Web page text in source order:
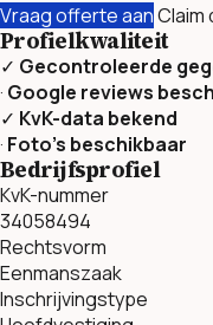
Vraag offerte aanClaim
Profielkwaliteit
✓ Gecontroleerde
· Google reviews
✓ KvK-data bekend
· Foto’s beschikbaar
Bedrijfsprofiel
KvK-nummer
34058494
Rechtsvorm
Eenmanszaak
Inschrijvingstype